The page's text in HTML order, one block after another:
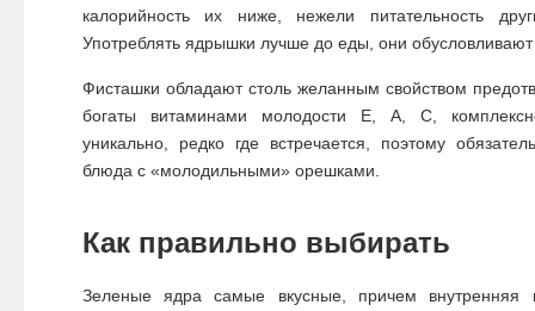
калорийность их ниже, нежели питательность
Употреблять ядрышки лучше до еды, они
Фисташки обладают столь желанным свойством
богаты витаминами молодости Е, А, С,
уникально, редко где встречается, поэтому
блюда с «молодильными» орешками.
Как правильно выбирать
Зеленые ядра самые вкусные, причем внутренняя